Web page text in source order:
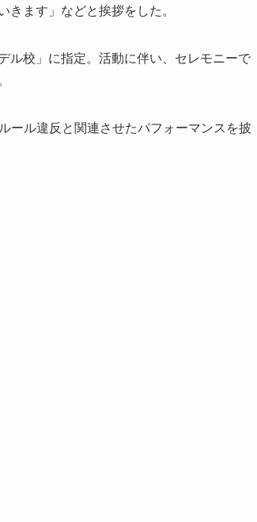
ます」などと挨拶をした。
ル校」に指定。活動に伴い、セレモニーで
ル違反と関連させたパフォーマンスを披